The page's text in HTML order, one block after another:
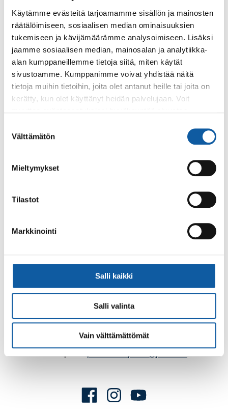
Käytämme evästeitä tarjoamamme sisällön ja mainosten
räätälöimiseen, sosiaalisen median ominaisuuksien
tukemiseen ja kävijämäärämme analysoimiseen. Lisäksi
jaamme sosiaalisen median, mainosalan ja analytiikka-
alan kumppaneillemme tietoja siitä, miten käytät
sivustoamme. Kumppanimme voivat yhdistää näitä
tietoja muihin tietoihin, joita olet antanut heille tai joita on
kerätty, kun olet käyttänyt heidän palvelujaan. Voit
valinta
Välttämätön
Mieltymykset
Tilastot
Markkinointi
Salli kaikki
Salli valinta
Vain välttämättömät
Kenelle ja millä ehdoin
Kerhot on tarkoitettu peruskoulujen oppilaille.
Mahdolliset tarkemmat rajaukset ovat kerhokohtaisia.
Palvelun maksullisuus
Palvelu on maksuton
Postiosoite: PL 50, 21531 PAIMIO
Vaihde: (02) 474 511
Sähköposti:paimio.kaupunki@paimio.fi
FacebookInstagram